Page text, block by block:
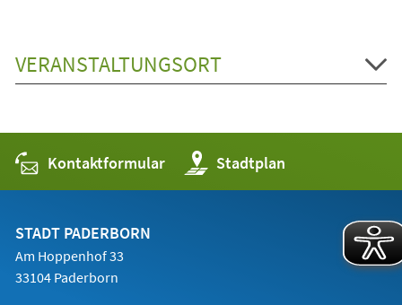
VERANSTALTUNGSORT
Kontaktformular Stadtplan
(Öffnet
in
einem
STADT PADERBORN
Am Hoppenhof 33
33104 Paderborn